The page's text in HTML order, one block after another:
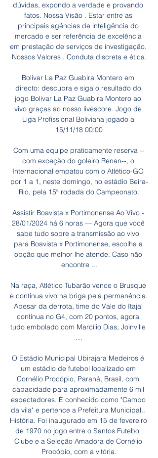
dúvidas, expondo a verdade e provando
fatos. Nossa Visão . Estar entre as
principais agências de inteligência do
mercado e ser referência de excelência
em prestação de serviços de investigação.
Nossos Valores . Conduta discreta e ética.
Bolivar La Paz Guabira Montero em
directo: descubra e siga o resultado do
jogo Bolivar La Paz Guabira Montero ao
vivo graças ao nosso livescore. Jogo de
Liga Profissional Boliviana jogado a
15/11/18 00:00
Com uma equipe praticamente reserva --
com exceção do goleiro Renan--, o
Internacional empatou com o Atlético-GO
por 1 a 1, neste domingo, no estádio Beira-
Rio, pela 15ª rodada do Campeonato.
Assistir Boavista x Portimonense Ao Vivo -
28/01/2024 há 6 horas — Agora que você
sabe tudo sobre a transmissão ao vivo
para Boavista x Portimonense, escolha a
opção que melhor lhe atende. Caso não
encontre ...
Na raça, Atlético Tubarão vence o Brusque
e continua vivo na briga pela permanência.
Apesar da derrota, time do Vale do Itajaí
continua no G4, com 20 pontos, agora
tudo embolado com Marcílio Dias, Joinville
…
O Estádio Municipal Ubirajara Medeiros é
um estádio de futebol localizado em
Cornélio Procópio, Paraná, Brasil, com
capacidade para aproximadamente 6 mil
espectadores. É conhecido como "Campo
da vila" e pertence a Prefeitura Municipal..
História. Foi inaugurado em 15 de fevereiro
de 1970 no jogo entre o Santos Futebol
Clube e a Seleção Amadora de Cornélio
Procópio, com a vitória.